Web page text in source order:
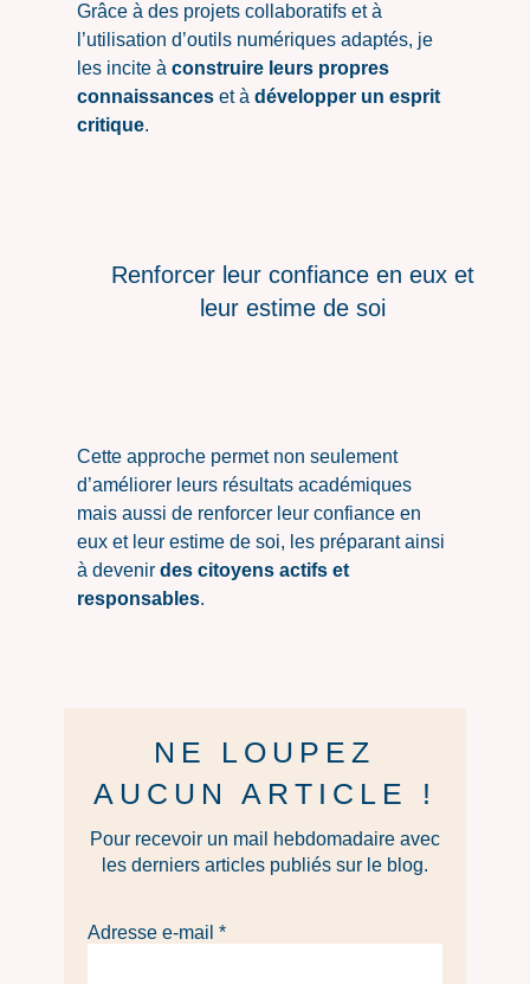
Grâce à des projets collaboratifs et à
l’utilisation d’outils numériques adaptés, je
les incite à construire leurs propres
connaissanceset à développer un esprit
critique.
Renforcer leur confiance en eux et
leur estime de soi
Cette approche permet non seulement
d’améliorer leurs résultats académiques
mais aussi de renforcer leur confiance en
eux et leur estime de soi, les préparant ainsi
à devenir des citoyens actifs et
responsables.
NE LOUPEZ
AUCUN ARTICLE !
Pour recevoir un mail hebdomadaire avec
les derniers articles publiés sur le blog.
Adresse e-mail *